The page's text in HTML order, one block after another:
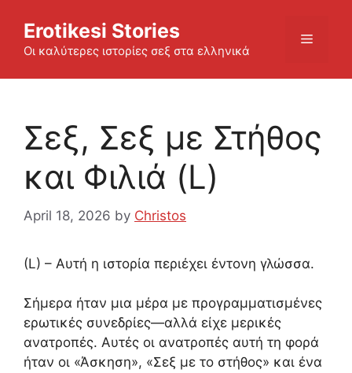
content
Erotikesi Stories
Οι καλύτερες ιστορίες σεξ στα ελληνικά
Menu
Σεξ, Σεξ με Στήθος
και Φιλιά (L)
April 18, 2026 by Christos
(L) – Αυτή η ιστορία περιέχει έντονη γλώσσα.
Σήμερα ήταν μια μέρα με προγραμματισμένες
ερωτικές συνεδρίες—αλλά είχε μερικές
ανατροπές. Αυτές οι ανατροπές αυτή τη φορά
ήταν οι «Άσκηση», «Σεξ με το στήθος» και ένα